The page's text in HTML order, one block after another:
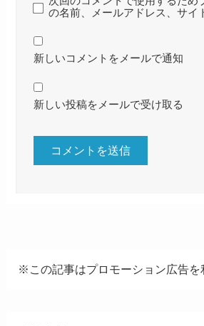
の名前、メールアドレス、サイ
新しいコメントをメールで通知
新しい投稿をメールで受け取る
※この記事はプロモーション広告を